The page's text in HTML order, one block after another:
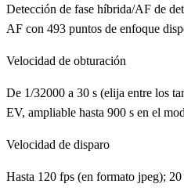
Detección de fase híbrida/AF de
AF con 493 puntos de enfoque
Velocidad de obturación
De 1/32000 a 30 s (elija entre los
EV, ampliable hasta 900 s en el
Velocidad de disparo
Hasta 120 fps (en formato jpeg);